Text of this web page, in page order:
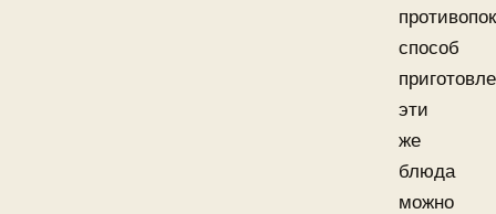
способ
эти
же
блюда
можно